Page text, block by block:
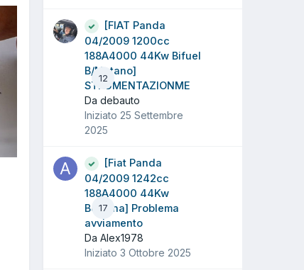
12
[FIAT Panda
04/2009 1200cc
188A4000 44Kw Bifuel
B/Metano]
STRUMENTAZIONME
Da debauto
Iniziato 25 Settembre
2025
17
[Fiat Panda
04/2009 1242cc
188A4000 44Kw
Benzina] Problema
avviamento
Da Alex1978
Iniziato 3 Ottobre 2025